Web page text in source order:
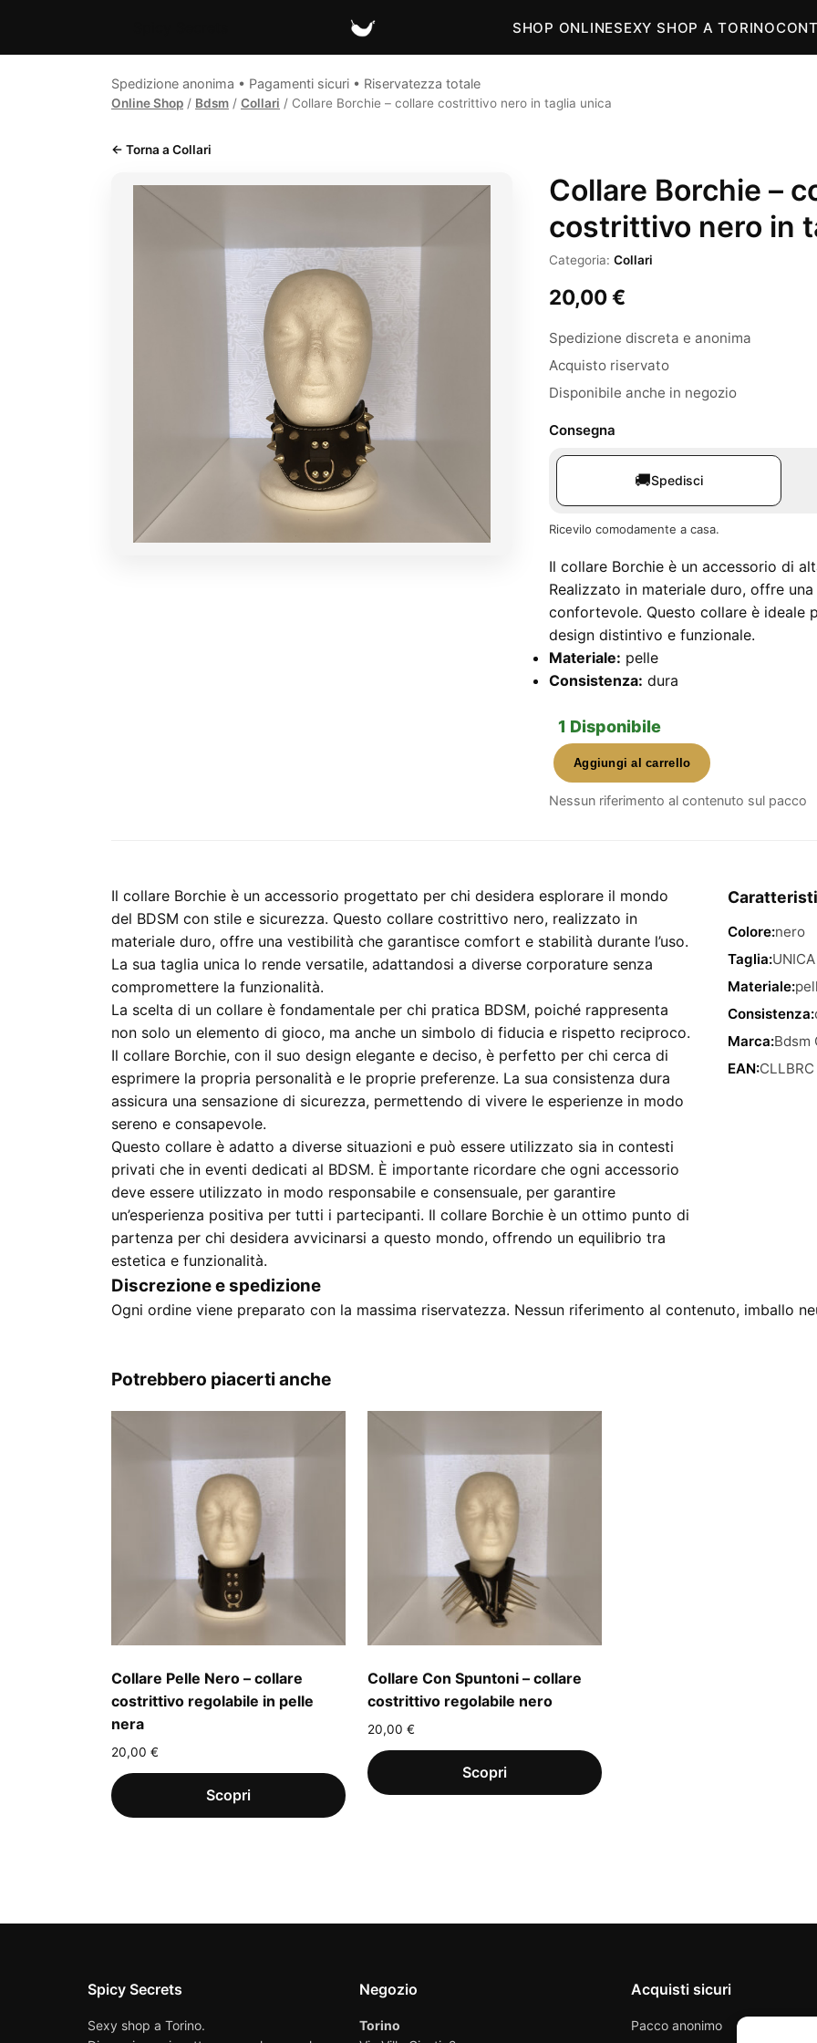
SHOP ONLINESEXY SHOP A TORINO
Spedizione anonima • Pagamenti sicuri • Riservatezza totale
Online Shop / Bdsm / Collari / Collare Borchie – collare costrittivo nero in taglia unica
← Torna a Collari
Collare Borchie –
costrittivo nero in
Categoria: Collari
20,00€
Spedizione discreta e anonima
Acquisto riservato
Disponibile anche in negozio
Consegna
🚚Spedisci
Ricevilo comodamente a casa.
Il collare Borchie è un accessorio di
Realizzato in materiale duro, offre
confortevole. Questo collare è ideale
design distintivo e funzionale.
Materiale: pelle
Consistenza: dura
1 Disponibile
Collare
Borchie
nero
in
taglia
unica
Aggiungi al carrello
Nessun riferimento al contenuto sul pacco
Il collare Borchie è un accessorio progettato per chi desidera esplorare il mondo
del BDSM con stile e sicurezza. Questo collare costrittivo nero, realizzato in
materiale duro, offre una vestibilità che garantisce comfort e stabilità durante l’uso.
La sua taglia unica lo rende versatile, adattandosi a diverse corporature senza
compromettere la funzionalità.
La scelta di un collare è fondamentale per chi pratica BDSM, poiché rappresenta
non solo un elemento di gioco, ma anche un simbolo di fiducia e rispetto reciproco.
Il collare Borchie, con il suo design elegante e deciso, è perfetto per chi cerca di
esprimere la propria personalità e le proprie preferenze. La sua consistenza dura
assicura una sensazione di sicurezza, permettendo di vivere le esperienze in modo
sereno e consapevole.
Questo collare è adatto a diverse situazioni e può essere utilizzato sia in contesti
privati che in eventi dedicati al BDSM. È importante ricordare che ogni accessorio
deve essere utilizzato in modo responsabile e consensuale, per garantire
un’esperienza positiva per tutti i partecipanti. Il collare Borchie è un ottimo punto di
partenza per chi desidera avvicinarsi a questo mondo, offrendo un equilibrio tra
estetica e funzionalità.
Colore:nero
Taglia:UNICA
Materiale:
Consistenza:
Marca:Bdsm
EAN:CLLBRC
Discrezione e spedizione
Ogni ordine viene preparato con la massima riservatezza. Nessun riferimento al contenuto, imballo
Potrebbero piacerti anche
Collare Pelle Nero – collare
costrittivo regolabile in pelle
nera
20,00 €
Collare Con Spuntoni – collare
costrittivo regolabile nero
20,00 €
Spicy Secrets
Sexy shop a Torino.
Negozio
Torino
Acquisti sicuri
Pacco anonimo